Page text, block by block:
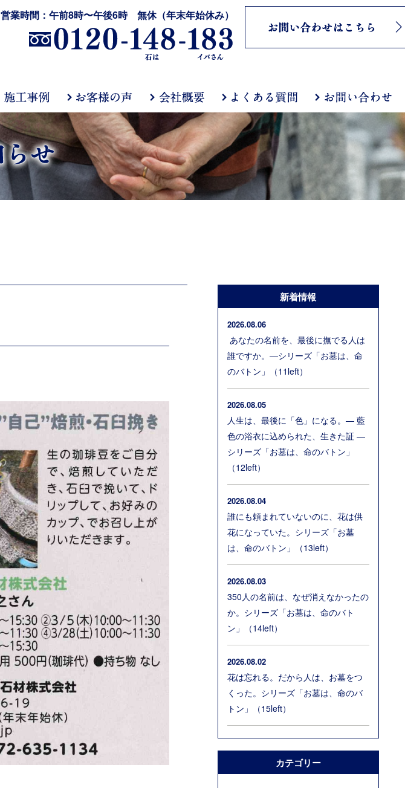
営業時間：午前8時〜午後6時 無休（年末年始休み）
新着情報
2026.08.06
あなたの名前を、最後に撫でる人は
誰ですか。―シリーズ「お墓は、命
のバトン」（11left）
2026.08.05
人生は、最後に「色」になる。― 藍
色の浴衣に込められた、生きた証 ―
シリーズ「お墓は、命のバトン」
（12left）
2026.08.04
誰にも頼まれていないのに、花は供
花になっていた。シリーズ「お墓
は、命のバトン」（13left）
2026.08.03
350人の名前は、なぜ消えなかったの
か。シリーズ「お墓は、命のバト
ン」（14left）
2026.08.02
花は忘れる。だから人は、お墓をつ
くった。シリーズ「お墓は、命のバ
トン」（15left）
カテゴリー